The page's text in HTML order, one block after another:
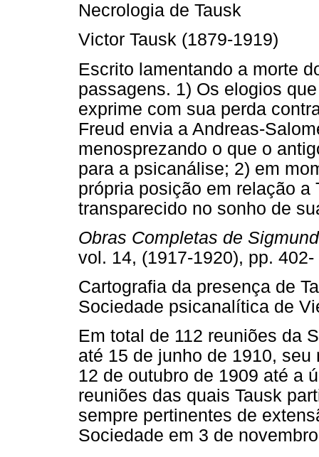
Necrologia de Tausk
Victor Tausk (1879-1919)
Escrito lamentando a morte
passagens. 1) Os elogios
exprime com sua perda
Freud envia a Andreas-
menosprezando o que o
para a psicanálise; 2) em
própria posição em relação
transparecido no sonho de
Obras Completas de
vol. 14, (1917-1920), pp. 402-
Cartografia da presença de
Sociedade psicanalítica de
Em total de 112 reuniões da
até 15 de junho de 1910,
12 de outubro de 1909 até a
reuniões das quais Tausk
sempre pertinentes de
Sociedade em 3 de